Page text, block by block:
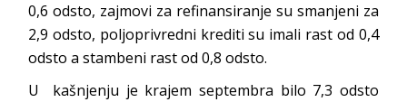
0,6 odsto, zajmovi za refinansiranje su smanjeni za
2,9 odsto, poljoprivredni krediti su imali rast od 0,4
odsto a stambeni rast od 0,8 odsto.
U kašnjenju je krajem septembra bilo 7,3 odsto